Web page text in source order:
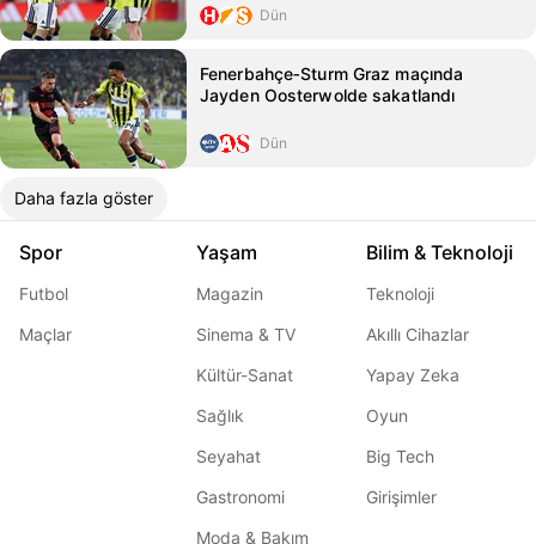
Dün
Fenerbahçe‑Sturm Graz maçında
Jayden Oosterwolde sakatlandı
Dün
Daha fazla göster
Spor
Futbol
Maçlar
Yaşam
Magazin
Sinema & TV
Kültür-Sanat
Sağlık
Seyahat
Gastronomi
Moda & Bakım
Bilim & Teknoloji
Teknoloji
Akıllı Cihazlar
Yapay Zeka
Oyun
Big Tech
Girişimler